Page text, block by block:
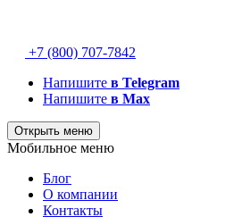
+7 (800) 707-7842
Напишите в Telegram
Напишите в Max
Открыть меню
Мобильное меню
Блог
О компании
Контакты